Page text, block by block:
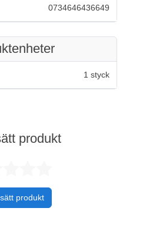
0734646436649
1 styck
produkt
produkt